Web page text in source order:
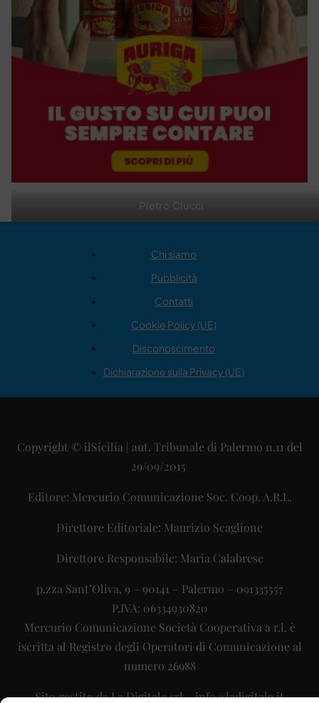
Pietro Ciucci
Chi siamo
Pubblicità
Contatti
Cookie Policy (UE)
Disconoscimento
Dichiarazione sulla Privacy (UE)
Copyright © ilSicilia | aut. Tribunale di Palermo n.11 del
29/09/2015
Editore: Mercurio Comunicazione Soc. Coop. A.R.L.
Direttore Editoriale: Maurizio Scaglione
Direttore Responsabile: Maria Calabrese
p.zza Sant’Oliva, 9 – 90141 – Palermo – 091335557
P.IVA: 06334930820
Mercurio Comunicazione Società Cooperativa a r.l. è
iscritta al Registro degli Operatori di Comunicazione al
numero 26988
Sito gestito daLa Digitale srl–info@ladigitale.it